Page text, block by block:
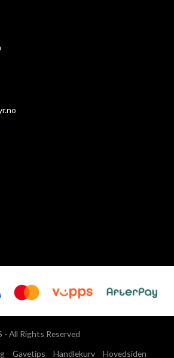
All Rights Reserved
Gavetips Handlekurv Hovedsiden